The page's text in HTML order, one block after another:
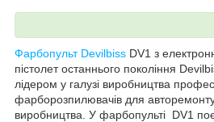
Фарбопульт Devilbiss DV1 з
пістолет останнього покоління
лідером у галузі виробництва
фарборозпилювачів для
виробництва. У фарбопульті DV1